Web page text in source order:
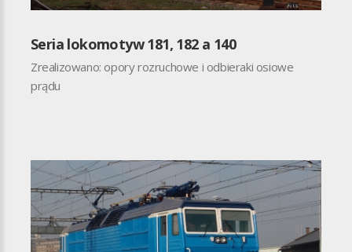
Seria lokomotyw 181, 182 a 140
Zrealizowano: opory rozruchowe i odbieraki osiowe
prądu